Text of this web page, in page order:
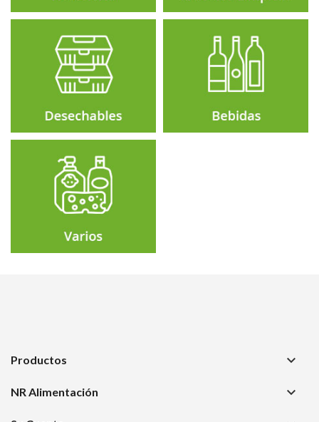
Productos keyboard_arrow_down
NR Alimentación keyboard_arrow_down